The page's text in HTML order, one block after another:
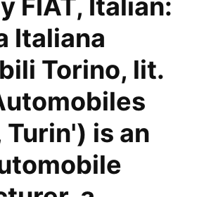
FIAT, Italian:
Italiana
Torino, lit.
is an